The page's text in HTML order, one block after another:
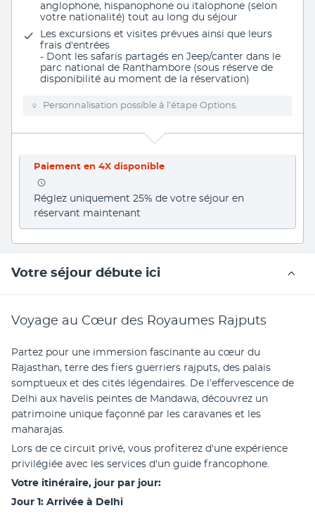
anglophone, hispanophone ou italophone (selon
votre nationalité) tout au long du séjour
Les excursions et visites prévues ainsi que leurs
frais d'entrées
- Dont les safaris partagés en Jeep/canter dans le
parc national de Ranthambore (sous réserve de
disponibilité au moment de la réservation)
Personnalisation possible à l’étape Options.
Paiement en 4X disponible
Réglez uniquement 25% de votre séjour en
réservant maintenant
Votre séjour débute ici
Voyage au Cœur des Royaumes Rajputs
Partez pour une immersion fascinante au cœur du
Rajasthan, terre des fiers guerriers rajputs, des palais
somptueux et des cités légendaires. De l’effervescence de
Delhi aux havelis peintes de Mandawa, découvrez un
patrimoine unique façonné par les caravanes et les
maharajas.
Lors de ce circuit privé, vous profiterez d'une expérience
privilégiée avec les services d'un guide francophone.
Votre itinéraire, jour par jour:
Jour 1: Arrivée à Delhi